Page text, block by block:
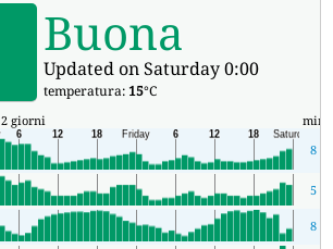
Buona
Updated on Saturday 0:00
temperatura: 15°C
giorni min
8
5
8